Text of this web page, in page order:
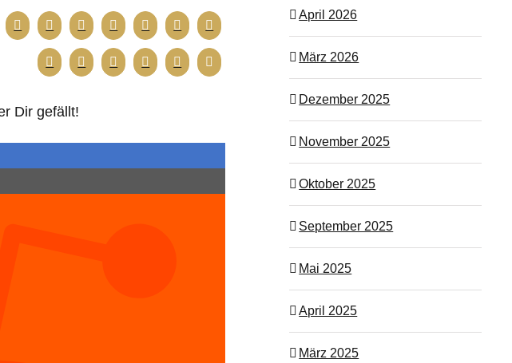
Dir gefällt!
April 2026
März 2026
Dezember 2025
November 2025
Oktober 2025
September 2025
Mai 2025
April 2025
März 2025